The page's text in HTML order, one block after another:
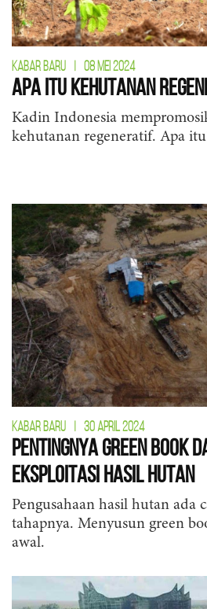
KABAR BARU | 08 MEI 2024
Apa itu Kehutanan
Kadin Indonesia
kehutanan regeneratif. Apa
KABAR BARU | 30 APRIL 2024
Pentingnya Green Book
Eksploitasi Hasil Hutan
Pengusahaan hasil hutan ada
tahapnya. Menyusun green
awal.